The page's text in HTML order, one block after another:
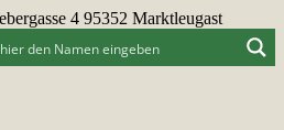
4 95352 Marktleugast